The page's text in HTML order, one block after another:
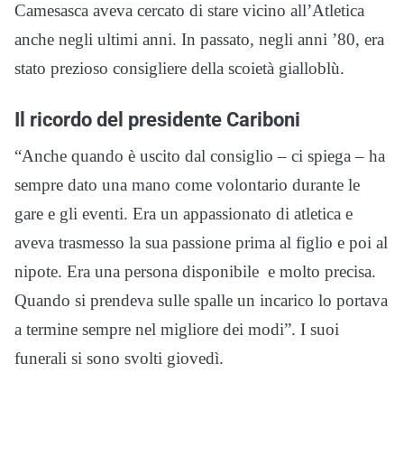
Camesasca aveva cercato di stare vicino all’Atletica
anche negli ultimi anni. In passato, negli anni ’80, era
stato prezioso consigliere della scoietà gialloblù.
Il ricordo del presidente Cariboni
“Anche quando è uscito dal consiglio – ci spiega – ha
sempre dato una mano come volontario durante le
gare e gli eventi. Era un appassionato di atletica e
aveva trasmesso la sua passione prima al figlio e poi al
nipote. Era una persona disponibile e molto precisa.
Quando si prendeva sulle spalle un incarico lo portava
a termine sempre nel migliore dei modi”. I suoi
funerali si sono svolti giovedì.